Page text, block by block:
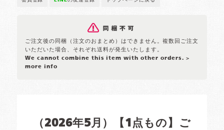
ご注文後の同梱（注文のおまとめ）はできません。複数回ご注文
いただいた場合、それぞれ送料が発生いたします。
We cannot combine this item with other orders. >
more info
（2026年5月）【1点もの】ご